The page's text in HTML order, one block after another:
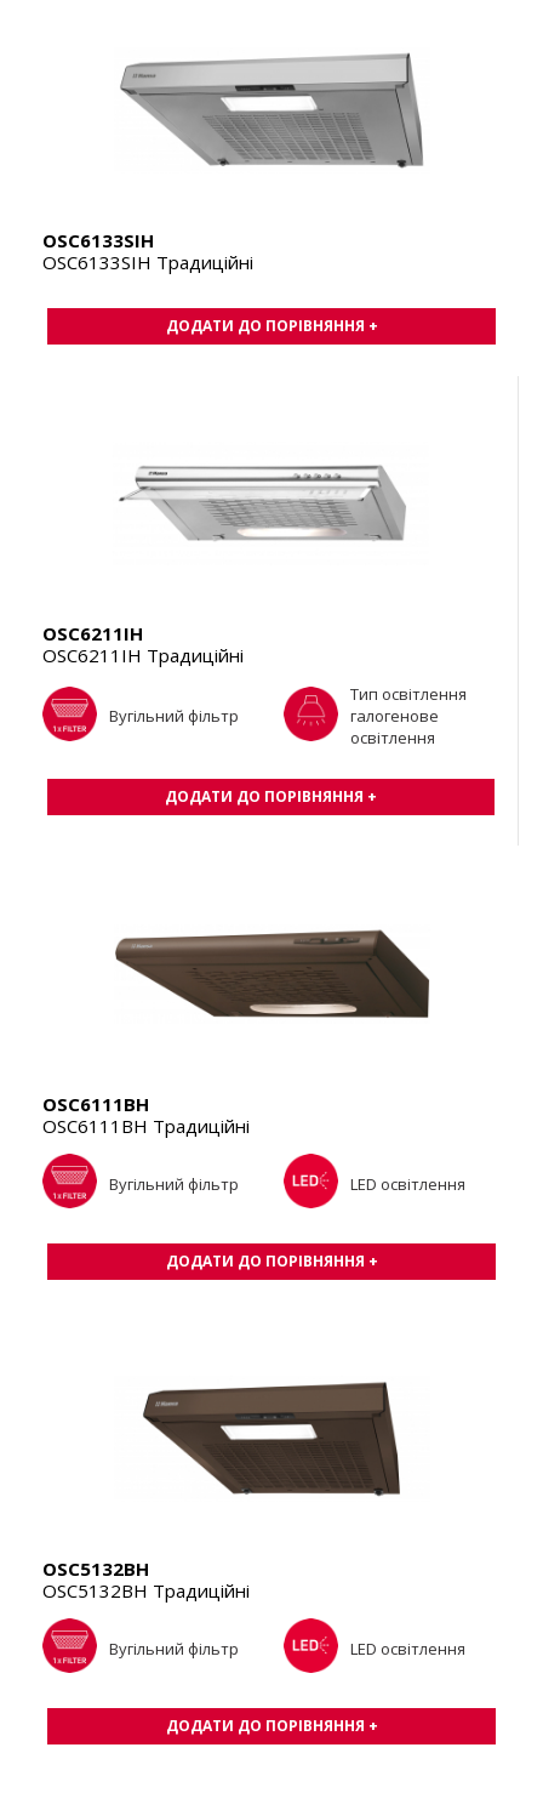
OSC6133SIH
OSC6133SIH Традиційні
ДОДАТИ ДО ПОРІВНЯННЯ +
OSC6211IH
OSC6211IH Традиційні
Вугільний фільтр
Тип освітлення
галогенове
освітлення
ДОДАТИ ДО ПОРІВНЯННЯ +
OSC6111BH
OSC6111BH Традиційні
Вугільний фільтр LED освітлення
ДОДАТИ ДО ПОРІВНЯННЯ +
OSC5132BH
OSC5132BH Традиційні
Вугільний фільтр LED освітлення
ДОДАТИ ДО ПОРІВНЯННЯ +